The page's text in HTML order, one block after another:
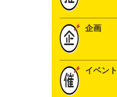
企画
イベント